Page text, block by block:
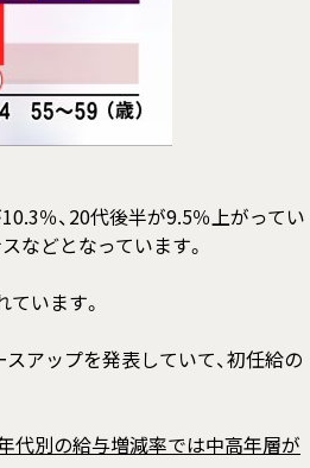
％、20代後半が9.5％上がってい
などとなっています。
います。
アップを発表していて、初任給の
代別の給与増減率では中高年層が